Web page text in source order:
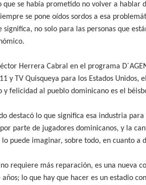
que se había prometido no volver a hablar
se pone oídos sordos a esa
significa, no solo para las personas que
Herrera Cabral en el programa
y TV Quisqueya para los Estados
y felicidad al pueblo dominicano es el
destacó lo que significa esa industria
parte de jugadores dominicanos, y la
puede imaginar, sobre todo, en cuanto a
requiere más reparación, es una nueva
lo que hay que hacer es un estadio